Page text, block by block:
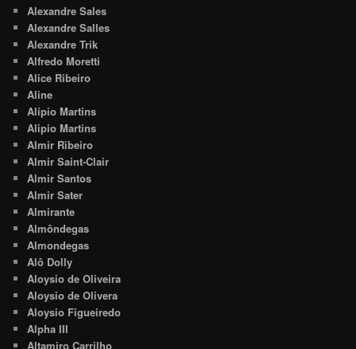
Alexandre Sales
Alexandre Salles
Alexandre Trik
Alfredo Moretti
Alice Ribeiro
Aline
Alípio Martins
Alipio Martins
Almir Ribeiro
Almir Saint-Clair
Almir Santos
Almir Sater
Almirante
Almôndegas
Almondegas
Alô Dolly
Aloysio de Oliveira
Aloysio de Olivera
Aloysio Figueiredo
Alpha III
Altamiro Carrilho